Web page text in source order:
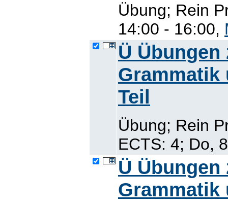
Übung; Rein
14:00 - 16:00,
Ü
Grammatik
Teil
Übung; Rein
ECTS: 4; Do,
Ü